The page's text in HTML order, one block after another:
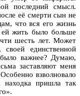
последний смысл.
её смерти сын не
что вся его жизнь
жить было больше
шесть лет. Может
единственной
важнее? Думаю,
заставляют меня
взволновало
пришла так